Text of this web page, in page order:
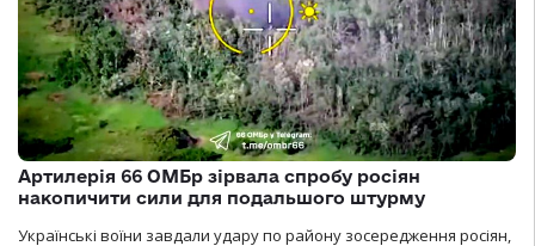
Артилерія 66 ОМБр зірвала спробу росіян
накопичити сили для подальшого штурму
Українські воїни завдали удару по району зосередження росіян,